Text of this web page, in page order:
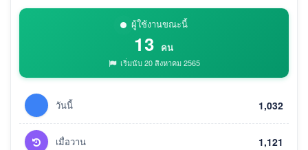
ผู้ใช้งานขณะนี้
13 คน
เริ่มนับ 20 สิงหาคม 2565
วันนี้ 1,032
เมื่อวาน 1,121